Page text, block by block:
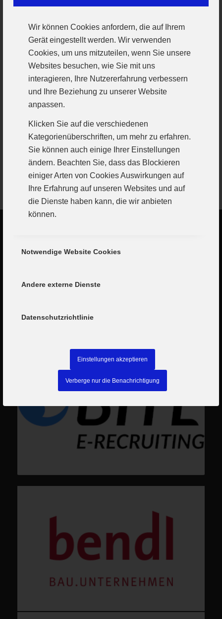
Wir können Cookies anfordern, die auf Ihrem
Gerät eingestellt werden. Wir verwenden
Cookies, um uns mitzuteilen, wenn Sie unsere
Websites besuchen, wie Sie mit uns
interagieren, Ihre Nutzererfahrung verbessern
und Ihre Beziehung zu unserer Website
anpassen.
Klicken Sie auf die verschiedenen
Kategorienüberschriften, um mehr zu erfahren.
Sie können auch einige Ihrer Einstellungen
ändern. Beachten Sie, dass das Blockieren
einiger Arten von Cookies Auswirkungen auf
Ihre Erfahrung auf unseren Websites und auf
die Dienste haben kann, die wir anbieten
können.
Notwendige Website Cookies
Andere externe Dienste
Datenschutzrichtlinie
Einstellungen akzeptieren
Verberge nur die Benachrichtigung
berichten die zwei neuen Trainer Peter und
Jürgen Kees. Mit Stammtorhüterin Lisa
Gremmelspacher, Martina Jahn und Patricia
Kubasta sind 3 Spielerinnen verhindert, welche
aber dann den Samstag darauf in Rimpar zum
Landesligaauftakt wieder zur Verfügung stehen.
Somit bekommt auch Nachwuchstorhüterin
Selina Schlund eine Halbzeit Spielpraxis und
es werden einige Aufstellungen ausprobiert.